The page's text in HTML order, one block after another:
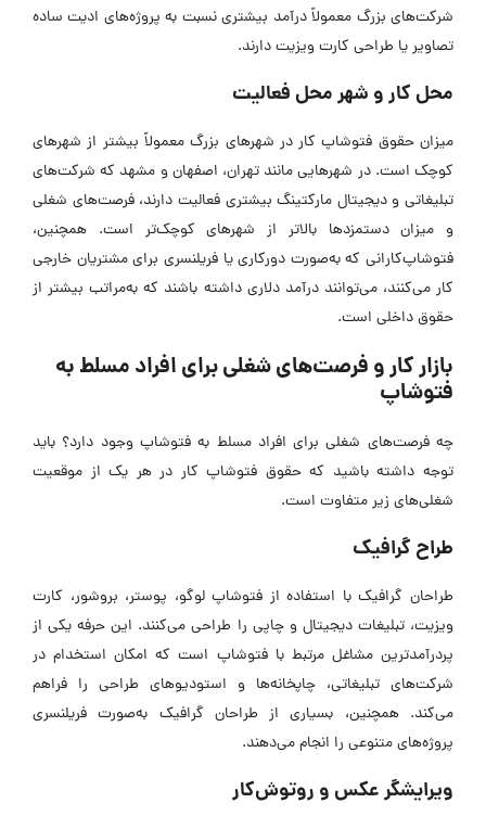
شرکت‌های بزرگ معمولاً درآمد بیشتری نسبت به پروژه‌های ادیت ساده
تصاویر یا طراحی کارت ویزیت دارند.
محل کار و شهر محل فعالیت
میزان حقوق فتوشاپ کار در شهرهای بزرگ معمولاً بیشتر از شهرهای
کوچک است. در شهرهایی مانند تهران، اصفهان و مشهد که شرکت‌های
تبلیغاتی و دیجیتال مارکتینگ بیشتری فعالیت دارند، فرصت‌های شغلی
و میزان دستمزدها بالاتر از شهرهای کوچک‌تر است. همچنین،
فتوشاپ‌کارانی که به‌صورت دورکاری یا فریلنسری برای مشتریان خارجی
کار می‌کنند، می‌توانند درآمد دلاری داشته باشند که به‌مراتب بیشتر از
حقوق داخلی است.
بازار کار و فرصت‌های شغلی برای افراد مسلط به
فتوشاپ
چه فرصت‌های شغلی برای افراد مسلط به فتوشاپ وجود دارد؟ باید
توجه داشته باشید که حقوق فتوشاپ کار در هر یک از موقعیت
شغلی‌های زیر متفاوت است.
طراح گرافیک
طراحان گرافیک با استفاده از فتوشاپ لوگو، پوستر، بروشور، کارت
ویزیت، تبلیغات دیجیتال و چاپی را طراحی می‌کنند. این حرفه یکی از
پردرآمدترین مشاغل مرتبط با فتوشاپ است که امکان استخدام در
شرکت‌های تبلیغاتی، چاپخانه‌ها و استودیوهای طراحی را فراهم
می‌کند. همچنین، بسیاری از طراحان گرافیک به‌صورت فریلنسری
پروژه‌های متنوعی را انجام می‌دهند.
ویرایشگر عکس و روتوش‌کار